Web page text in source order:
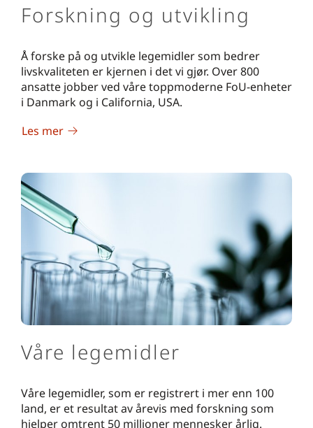
Forskning og utvikling
Å forske på og utvikle legemidler som bedrer
livskvaliteten er kjernen i det vi gjør. Over 800
ansatte jobber ved våre toppmoderne FoU-enheter
i Danmark og i California, USA.
Les mer
Våre legemidler
Våre legemidler, som er registrert i mer enn 100
land, er et resultat av årevis med forskning som
hjelper omtrent 50 millioner mennesker årlig.